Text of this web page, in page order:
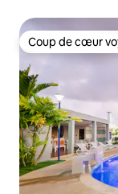
Coup de cœur
Coup de cœur